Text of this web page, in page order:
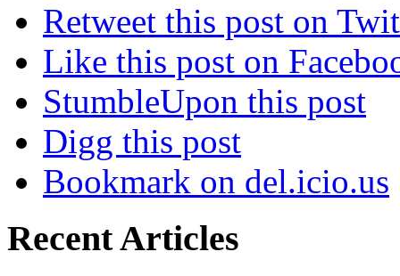
Retweet this post on
Like this post on
StumbleUpon this post
Digg this post
Bookmark on del.icio.us
Recent Articles